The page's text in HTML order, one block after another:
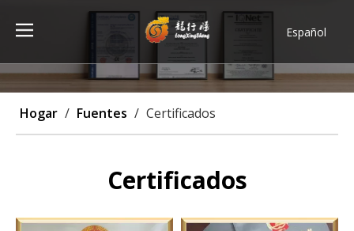
Español
ไทย
Français
Hogar / Fuentes / Certificados
Certificados